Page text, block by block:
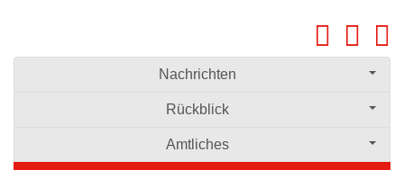
Nachrichten
Rückblick
Amtliches